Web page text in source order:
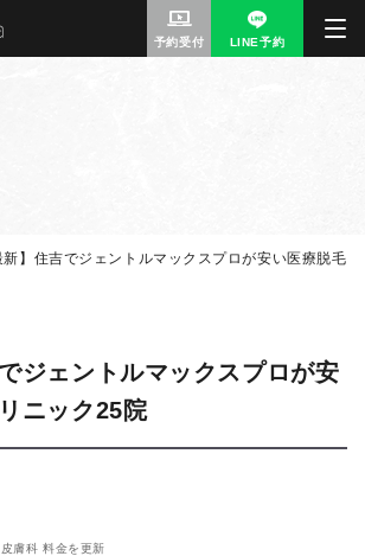
予約受付 LINE予約
新】住吉でジェントルマックスプロが安い医療脱毛
ジェントルマックスプロが安
ニック25院
膚科 料金を更新